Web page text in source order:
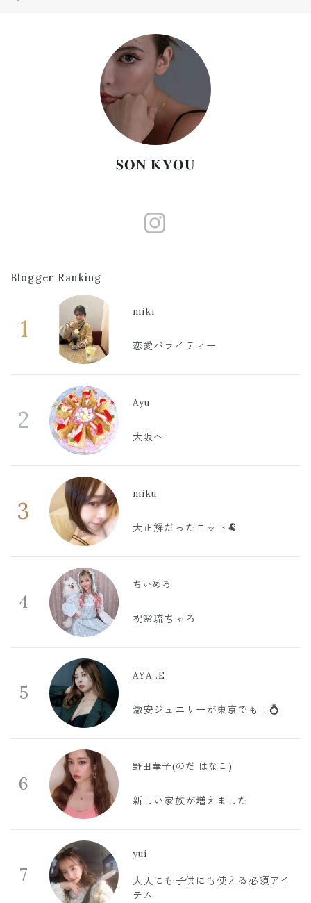
𝐒𝐎𝐍 𝐊𝐘𝐎𝐔
Blogger Ranking
1
miki
恋愛バライティー
2
Ayu
大阪へ
3
miku
大正解だったニット🐏
4
ちいめろ
祝🌸琉ちゃろ
5
AYA..E
激安ジュエリーが東京でも！💍
6
野田華子(のだ はなこ)
新しい家族が増えました
7
yui
大人にも子供にも使える必須アイ
テム